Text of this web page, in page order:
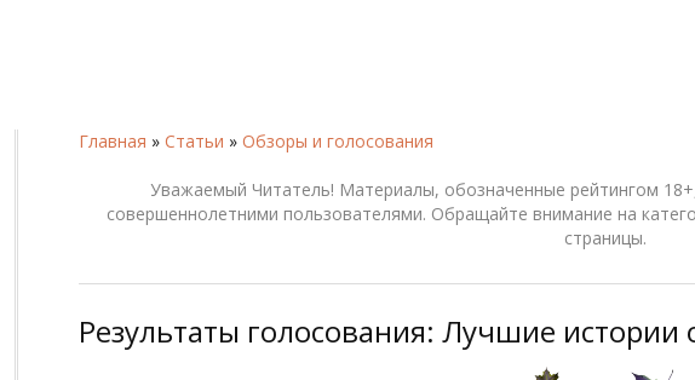
Главная » Статьи » Обзоры и голосования
Уважаемый Читатель! Материалы, обозначенные рейтингом
совершеннолетними пользователями. Обращайте внимание на
страницы.
Результаты голосования: Лучшие истории